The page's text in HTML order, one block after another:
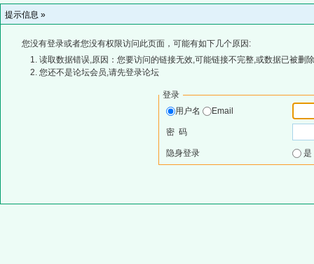
提示信息 »
您没有登录或者您没有权限访问此页面，可能有如下几个原因:
读取数据错误,原因：您要访问的链接无效,可能链接不完整,或数据已被删
您还不是论坛会员,请先登录论坛
登录
用户名
Email
密 码
隐身登录